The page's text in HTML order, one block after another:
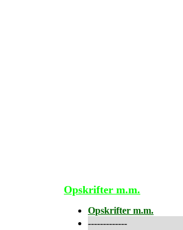
Opskrifter m.m.
Opskrifter m.m.
-------------